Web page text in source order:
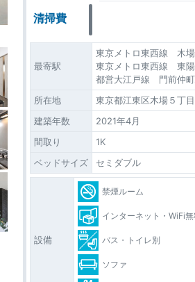
清掃費
最寄駅
東京メトロ東西線 木
東京メトロ東西線 東
都営大江戸線 門前仲
所在地
東京都江東区木場５丁
建築年数
2021年4月
間取り
1K
ベッドサイズ セミダブル
設備
禁煙ルーム
インターネット・WiFi
バス・トイレ別
ソファ